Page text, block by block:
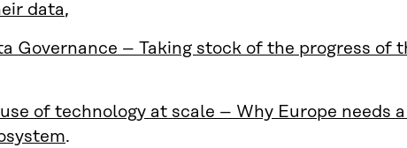
data,
Governance – Taking stock of the progress of
of technology at scale – Why Europe needs
.